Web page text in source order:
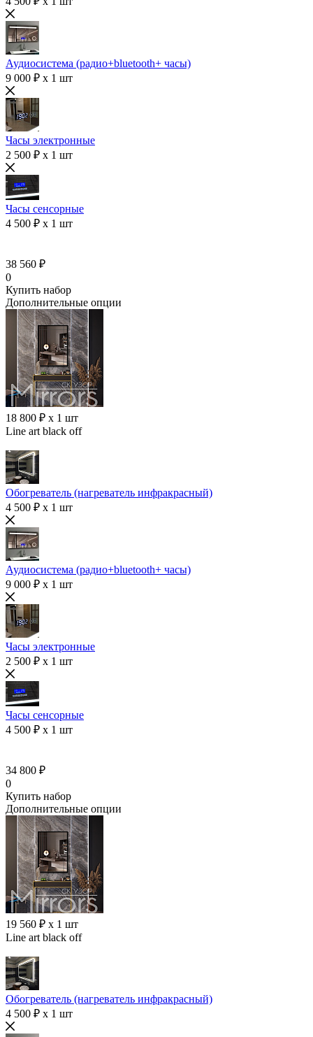
Аудиосистема (радио+bluetooth+ часы)
9 000 ₽ x 1 шт
Часы электронные
2 500 ₽ x 1 шт
Часы сенсорные
4 500 ₽ x 1 шт
38 560 ₽
0
Купить набор
Дополнительные опции
18 800 ₽ x 1 шт
Line art black off
Обогреватель (нагреватель инфракрасный)
4 500 ₽ x 1 шт
Аудиосистема (радио+bluetooth+ часы)
9 000 ₽ x 1 шт
Часы электронные
2 500 ₽ x 1 шт
Часы сенсорные
4 500 ₽ x 1 шт
34 800 ₽
0
Купить набор
Дополнительные опции
19 560 ₽ x 1 шт
Line art black off
Обогреватель (нагреватель инфракрасный)
4 500 ₽ x 1 шт